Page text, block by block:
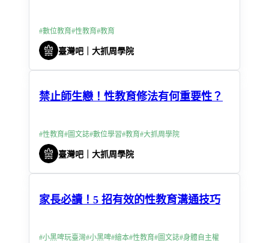
#數位教育#性教育#教育
臺灣吧｜大抓周學院
禁止師生戀！性教育修法有何重要性？
#性教育#圖文誌#數位學習#教育#大抓周學院
臺灣吧｜大抓周學院
家長必讀！5 招有效的性教育溝通技巧
#小黑啤玩臺灣#小黑啤#繪本#性教育#圖文誌#身體自主權